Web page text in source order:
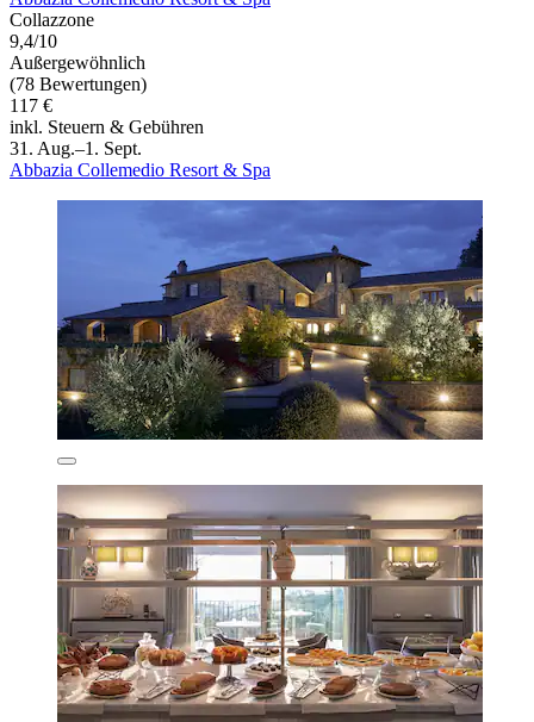
Collazzone
9,4/10
Außergewöhnlich
(78 Bewertungen)
117 €
inkl. Steuern & Gebühren
31. Aug.–1. Sept.
Abbazia Collemedio Resort & Spa